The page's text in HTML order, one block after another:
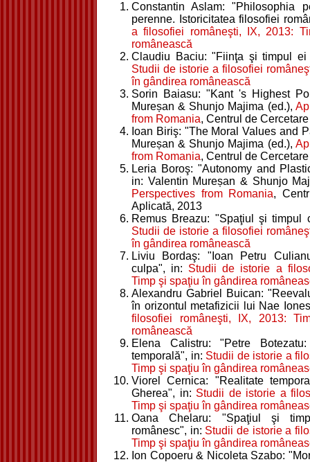
Constantin Aslam: "Philosophia
perenne. Istoricitatea filosofiei
a filosofiei româneşti, IX, 2013:
românească
Claudiu Baciu: "Fiinţa şi timpul
Studii de istorie a filosofiei
în gândirea românească
Sorin Baiasu: "Kant 's Highest
Mureșan & Shunjo Majima (ed.),
from Romania, Centrul de
Ioan Biriş: "The Moral Values and
Mureșan & Shunjo Majima (ed.),
from Romania, Centrul de
Leria Boroş: "Autonomy and
in: Valentin Mureșan & Shunjo
Perspectives from Romania,
Aplicată, 2013
Remus Breazu: "Spaţiul şi timpul
Studii de istorie a filosofiei
în gândirea românească
Liviu Bordaş: "Ioan Petru
culpa", in: Studii de istorie a
Timp şi spaţiu în gândirea
Alexandru Gabriel Buican:
în orizontul metafizicii lui Nae
filosofiei româneşti, IX, 2013:
românească
Elena Calistru: "Petre
temporală", in: Studii de istorie a
Timp şi spaţiu în gândirea
Viorel Cernica: "Realitate
Gherea", in: Studii de istorie a
Timp şi spaţiu în gândirea
Oana Chelaru: "Spaţiul şi
românesc", in: Studii de istorie a
Timp şi spaţiu în gândirea
Ion Copoeru & Nicoleta Szabo: